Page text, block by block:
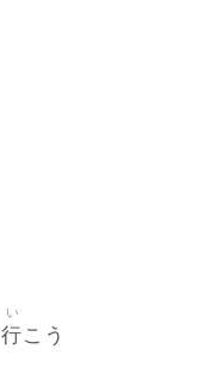
行
い
こう